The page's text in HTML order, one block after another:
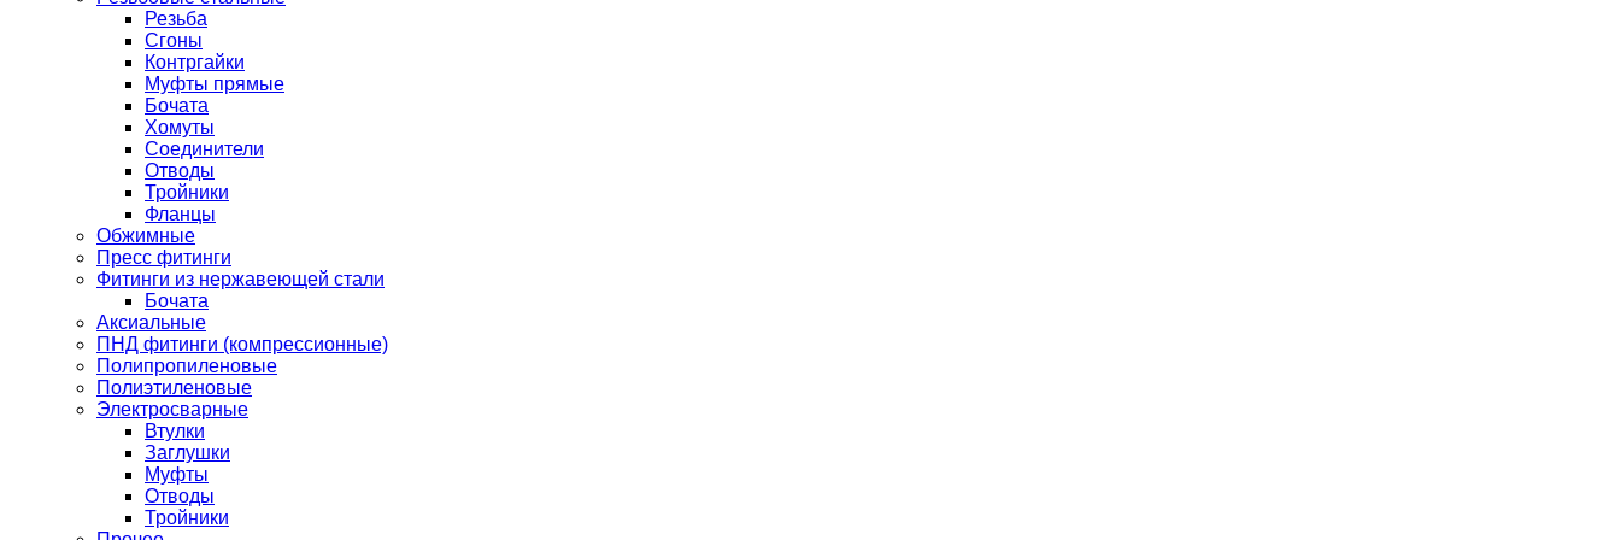
Резьба
Сгоны
Контргайки
Муфты прямые
Бочата
Хомуты
Соединители
Отводы
Тройники
Фланцы
Обжимные
Пресс фитинги
Фитинги из нержавеющей стали
Бочата
Аксиальные
ПНД фитинги (компрессионные)
Полипропиленовые
Полиэтиленовые
Электросварные
Втулки
Заглушки
Муфты
Отводы
Тройники